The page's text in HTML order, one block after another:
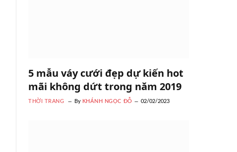
5 mẫu váy cưới đẹp dự kiến hot
mãi không dứt trong năm 2019
THỜI TRANG By KHÁNH NGỌC ĐỖ 02/02/2023